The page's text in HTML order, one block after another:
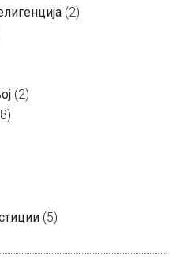
(2)
(2)
(5)